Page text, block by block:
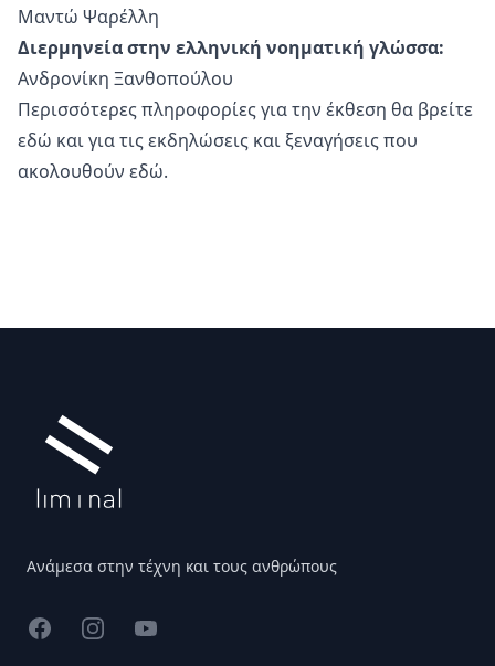
Μαντώ Ψαρέλλη
Διερμηνεία στην ελληνική νοηματική γλώσσα:
Ανδρονίκη Ξανθοπούλου
Περισσότερες πληροφορίες για την έκθεση θα βρείτε
εδώ και για τις εκδηλώσεις και ξεναγήσεις που
ακολουθούν εδώ.
Ανάμεσα στην τέχνη και τους ανθρώπους
FacebookInstagramYouTube